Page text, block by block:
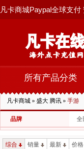
凡卡商城Paypal全球支付
所有产品分类
凡卡商城 » 盛大 腾讯 » 手游
品牌 全
综合 销量 最新 价格